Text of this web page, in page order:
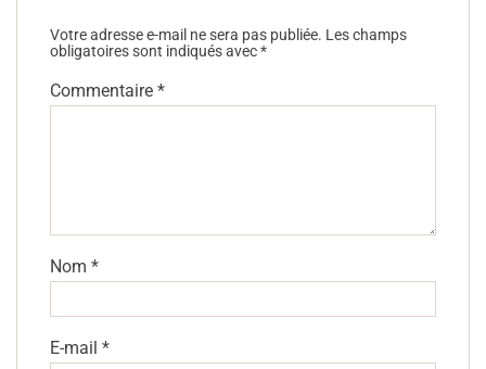
Votre adresse e-mail ne sera pas publiée. Les champs
obligatoires sont indiqués avec*
Commentaire *
Nom *
E-mail *